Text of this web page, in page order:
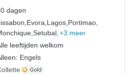
dagen
Evora, Lagos, Portimao,
Setubal, +3 meer
leeftijden welkom
Engels